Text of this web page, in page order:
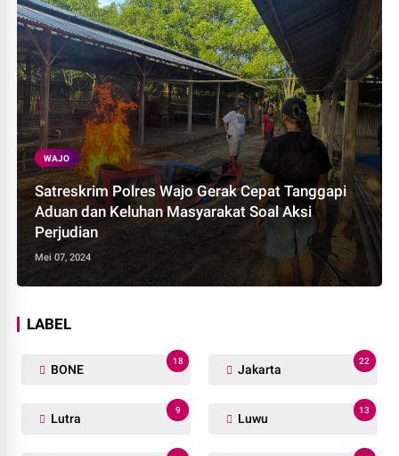
WAJO
Satreskrim Polres Wajo Gerak Cepat Tanggapi
Aduan dan Keluhan Masyarakat Soal Aksi
Perjudian
Mei 07, 2024
LABEL
BONE
18
Jakarta
22
Lutra
9
Luwu
13